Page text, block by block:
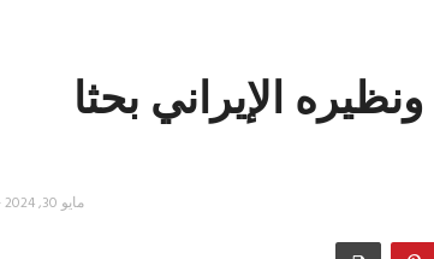
الإيراني بحثا
مايو 30, 2024 - 20:05